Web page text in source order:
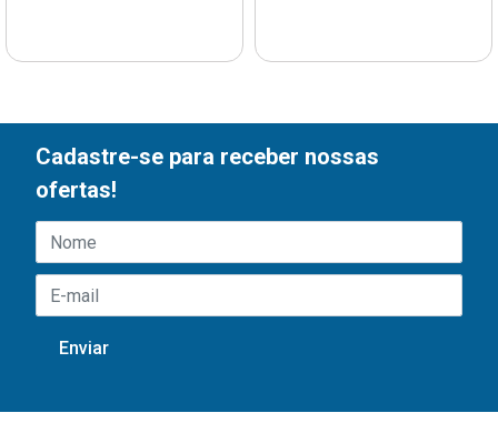
Cadastre-se para receber nossas
ofertas!